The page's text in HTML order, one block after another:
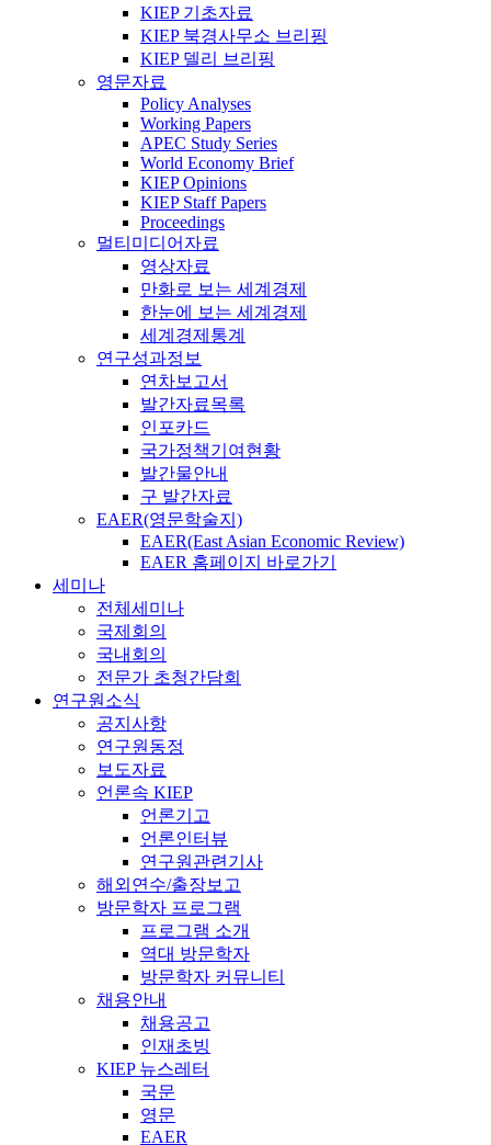
KIEP 기초자료
KIEP 북경사무소 브리핑
KIEP 델리 브리핑
영문자료
Policy Analyses
Working Papers
APEC Study Series
World Economy Brief
KIEP Opinions
KIEP Staff Papers
Proceedings
멀티미디어자료
영상자료
만화로 보는 세계경제
한눈에 보는 세계경제
세계경제통계
연구성과정보
연차보고서
발간자료목록
인포카드
국가정책기여현황
발간물안내
구 발간자료
EAER(영문학술지)
EAER(East Asian Economic Review)
EAER 홈페이지 바로가기
세미나
전체세미나
국제회의
국내회의
전문가 초청간담회
연구원소식
공지사항
연구원동정
보도자료
언론속 KIEP
언론기고
언론인터뷰
연구원관련기사
해외연수/출장보고
방문학자 프로그램
프로그램 소개
역대 방문학자
방문학자 커뮤니티
채용안내
채용공고
인재초빙
KIEP 뉴스레터
국문
영문
EAER